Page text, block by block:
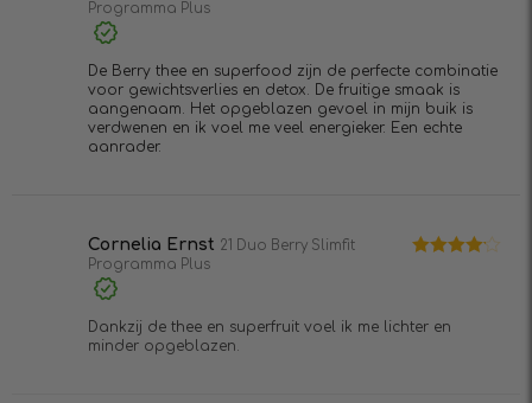
Programma Plus
De Berry thee en superfood zijn de perfecte combinatie
voor gewichtsverlies en detox. De fruitige smaak is
aangenaam. Het opgeblazen gevoel in mijn buik is
verdwenen en ik voel me veel energieker. Een echte
aanrader.
Cornelia Ernst 21 Duo Berry Slimfit
Programma Plus
Dankzij de thee en superfruit voel ik me lichter en
minder opgeblazen.